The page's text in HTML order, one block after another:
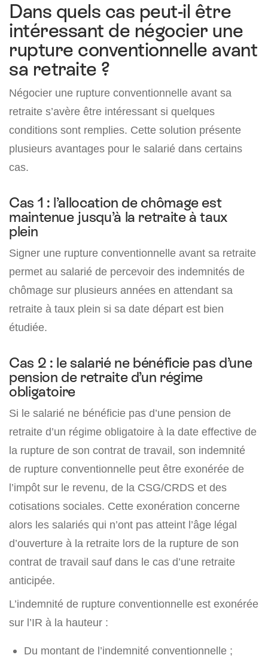
Dans quels cas peut-il être
intéressant de négocier une
rupture conventionnelle avant
sa retraite ?
Négocier une rupture conventionnelle avant sa
retraite s’avère être intéressant si quelques
conditions sont remplies. Cette solution présente
plusieurs avantages pour le salarié dans certains
cas.
Cas 1 : l’allocation de chômage est
maintenue jusqu’à la retraite à taux
plein
Signer une rupture conventionnelle avant sa retraite
permet au salarié de percevoir des indemnités de
chômage sur plusieurs années en attendant sa
retraite à taux plein si sa date départ est bien
étudiée.
Cas 2 : le salarié ne bénéficie pas d’une
pension de retraite d’un régime
obligatoire
Si le salarié ne bénéficie pas d’une pension de
retraite d’un régime obligatoire à la date effective de
la rupture de son contrat de travail, son indemnité
de rupture conventionnelle peut être exonérée de
l’impôt sur le revenu, de la CSG/CRDS et des
cotisations sociales. Cette exonération concerne
alors les salariés qui n’ont pas atteint l’âge légal
d’ouverture à la retraite lors de la rupture de son
contrat de travail sauf dans le cas d’une retraite
anticipée.
L’indemnité de rupture conventionnelle est exonérée
sur l’IR à la hauteur :
Du montant de l’indemnité conventionnelle ;